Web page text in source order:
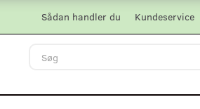
Kundeservice
Sådan handler du